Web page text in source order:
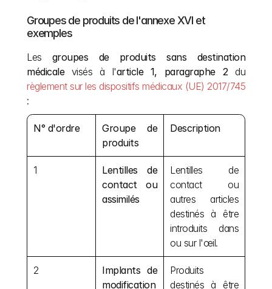
Groupes de produits de l'annexe XVI et
exemples
Les groupes de produits sans destination
médicale visés à l'article 1, paragraphe 2
règlement sur les dispositifs médicaux (UE) 2017/745
:
N° d'ordre
Groupe de
produits
Description
1
Lentilles de
contact ou
assimilés
Lentilles de
contact ou
autres articles
destinés à être
introduits dans
ou sur l'œil.
2
Implants de
modification
Produits
destinés à être